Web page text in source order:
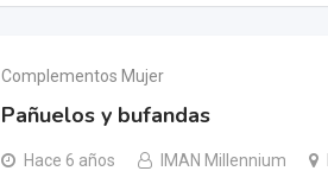
Complementos Mujer
Pañuelos y bufandas
Hace 6 años IMAN Millennium